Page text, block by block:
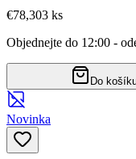
€78,303 ks
Objednejte do 12:00 -
Do
Novinka